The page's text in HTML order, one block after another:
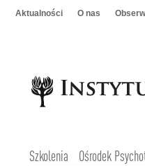
Aktualności O nas
Szkolenia Ośrodek